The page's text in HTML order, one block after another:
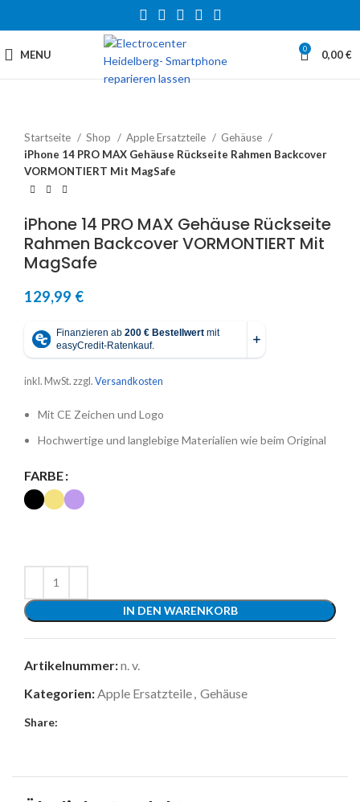
MENU 0 0,00€
Startseite Shop Apple Ersatzteile
Gehäuse
iPhone 14 PRO MAX Gehäuse Rückseite Rahmen Backcover
VORMONTIERT Mit MagSafe
iPhone 14 PRO MAX Gehäuse Rückseite
Rahmen Backcover VORMONTIERT Mit
MagSafe
129,99 €
inkl. MwSt. zzgl. Versandkosten
Mit CE Zeichen und Logo
Hochwertige und langlebige Materialien wie beim Original
FARBE
IN DEN WARENKORB
Artikelnummer:n. v.
Kategorien: Apple Ersatzteile Gehäuse
Share: